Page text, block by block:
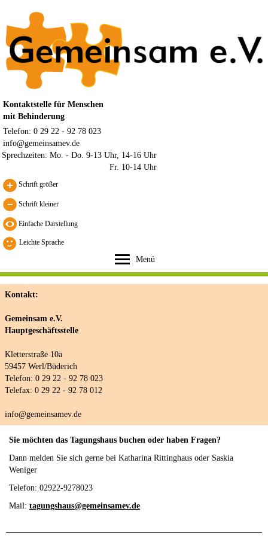
Kontaktstelle für Menschen
mit Behinderung
Telefon: 0 29 22 - 92 78 023
info@gemeinsamev.de
Sprechzeiten: Mo. - Do. 9-13 Uhr, 14-16 Uhr
Fr. 10-14 Uhr
Schrift größer
Schrift kleiner
Leichte Sprache
Menü
Sie möchten das Tagungshaus buchen oder haben Fragen?
Dann melden Sie sich gerne bei Katharina Rittinghaus oder Saskia
Weniger
Telefon: 02922-9278023
Mail: tagungshaus@gemeinsamev.de
Kontakt:
Gemeinsam e.V.
Hauptgeschäftsstelle
Kletterstraße 10a
59457 Werl/Büderich
Telefon: 0 29 22 - 92 78 023
Telefax: 0 29 22 - 92 78 012
info@gemeinsamev.de